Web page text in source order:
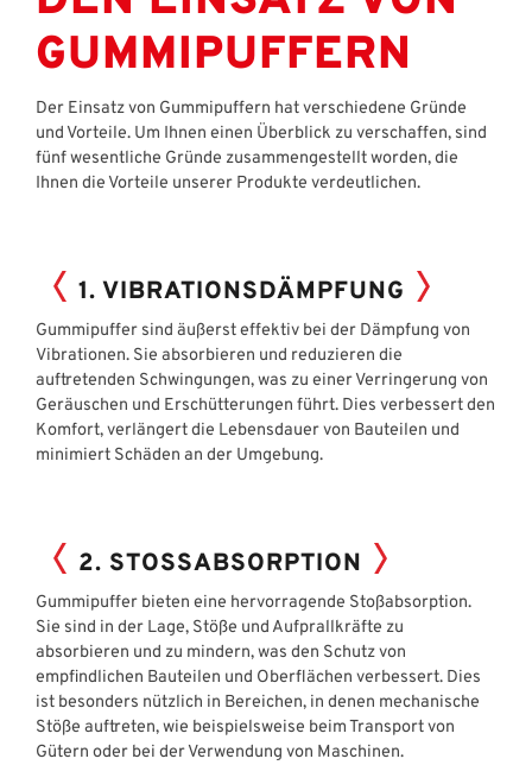
GUMMIPUFFERN
Der Einsatz von Gummipuffern hat verschiedene Gründe
und Vorteile. Um Ihnen einen Überblick zu verschaffen, sind
fünf wesentliche Gründe zusammengestellt worden, die
Ihnen die Vorteile unserer Produkte verdeutlichen.
1. VIBRATIONSDÄMPFUNG
Gummipuffer sind äußerst effektiv bei der Dämpfung von
Vibrationen. Sie absorbieren und reduzieren die
auftretenden Schwingungen, was zu einer Verringerung von
Geräuschen und Erschütterungen führt. Dies verbessert den
Komfort, verlängert die Lebensdauer von Bauteilen und
minimiert Schäden an der Umgebung.
2. STOSSABSORPTION
Gummipuffer bieten eine hervorragende Stoßabsorption.
Sie sind in der Lage, Stöße und Aufprallkräfte zu
absorbieren und zu mindern, was den Schutz von
empfindlichen Bauteilen und Oberflächen verbessert. Dies
ist besonders nützlich in Bereichen, in denen mechanische
Stöße auftreten, wie beispielsweise beim Transport von
Gütern oder bei der Verwendung von Maschinen.